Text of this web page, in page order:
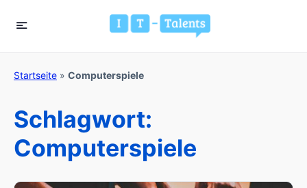
Startseite » Computerspiele
Schlagwort:
Computerspiele